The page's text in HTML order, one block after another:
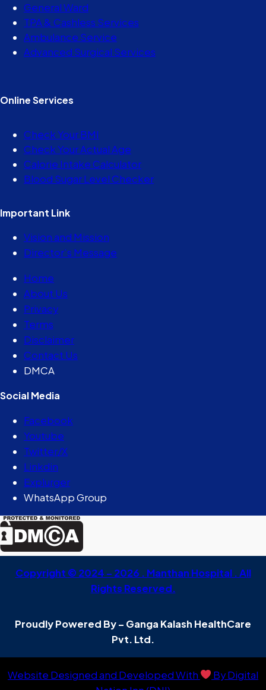
General Ward
TPA & Cashless Services
Ambulance Service
Advanced Surgical Services
Online Services
Check Your BMI
Check Your Actual Age
Calorie Intake Calculator
Blood Sugar Level Checker
Important Link
Vision and Mission
Director’s Message
Home
About Us
Privacy
Terms
Disclaimer
Contact Us
DMCA
Social Media
Facebook
Youtube
Twitter/X
Linkdin
Explurger
WhatsApp Group
Copyright © 2024 – 2026 . Manthan Hospital . All
Rights Reserved.
Proudly Powered By – Ganga Kalash HealthCare
Pvt. Ltd.
Website Designed and Developed With
By Digital